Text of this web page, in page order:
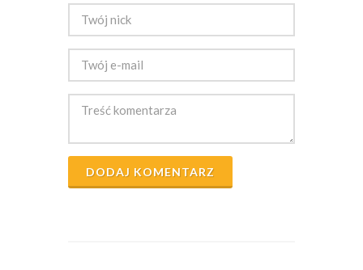
DODAJ KOMENTARZ